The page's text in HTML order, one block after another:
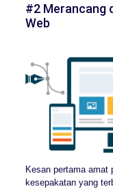
#2 Merancang
Web
Kesan pertama amat
kesepakatan yang